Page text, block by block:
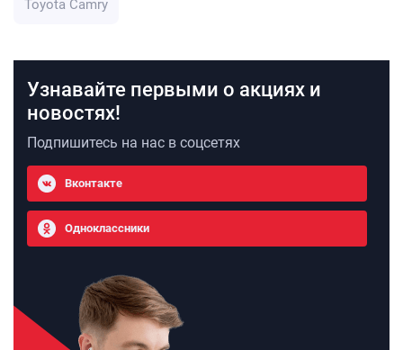
Toyota Camry
Узнавайте первыми о акциях и
новостях!
Подпишитесь на нас в соцсетях
Вконтакте
Одноклассники